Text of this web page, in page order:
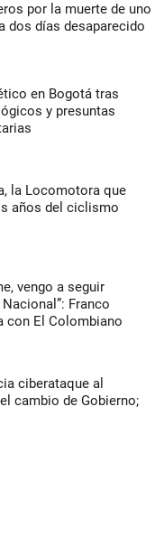
por la muerte de uno
dos días desaparecido
en Bogotá tras
y presuntas
la Locomotora que
años del ciclismo
vengo a seguir
Franco
con El Colombiano
ciberataque al
cambio de Gobierno;